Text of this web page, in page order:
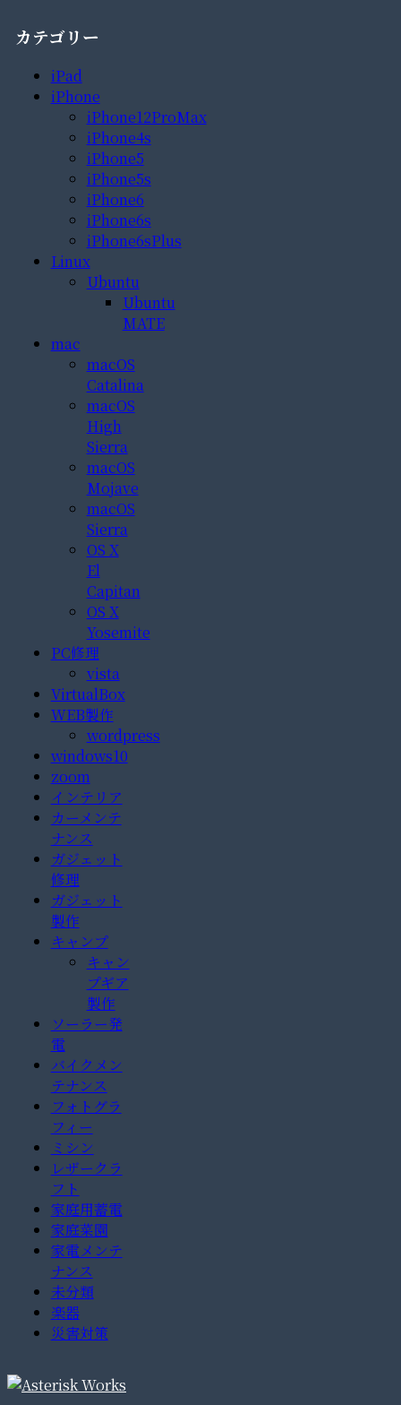
カテゴリー
iPad
iPhone
iPhone12ProMax
iPhone4s
iPhone5
iPhone5s
iPhone6
iPhone6s
iPhone6sPlus
Linux
Ubuntu
Ubuntu
MATE
mac
macOS
Catalina
macOS
High
Sierra
macOS
Mojave
macOS
Sierra
OS X
El
Capitan
OS X
Yosemite
PC修理
vista
VirtualBox
WEB製作
wordpress
windows10
zoom
インテリア
カーメンテ
ナンス
ガジェット
修理
ガジェット
製作
キャンプ
キャン
プギア
製作
ソーラー発
電
バイクメン
テナンス
フォトグラ
フィー
ミシン
レザークラ
フト
家庭用蓄電
家庭菜園
家電メンテ
ナンス
未分類
楽器
災害対策